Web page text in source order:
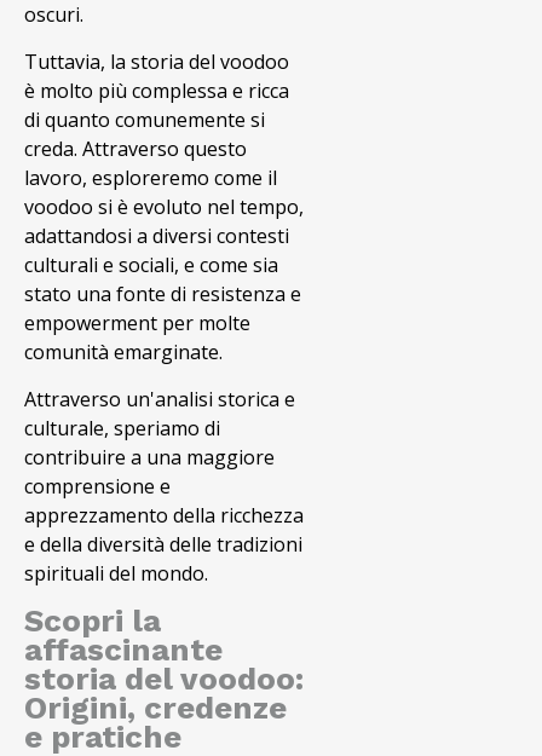
oscuri.
Tuttavia, la storia del voodoo
è molto più complessa e ricca
di quanto comunemente si
creda. Attraverso questo
lavoro, esploreremo come il
voodoo si è evoluto nel tempo,
adattandosi a diversi contesti
culturali e sociali, e come sia
stato una fonte di resistenza e
empowerment per molte
comunità emarginate.
Attraverso un'analisi storica e
culturale, speriamo di
contribuire a una maggiore
comprensione e
apprezzamento della ricchezza
e della diversità delle tradizioni
spirituali del mondo.
Scopri la
affascinante
storia del voodoo:
Origini, credenze
e pratiche